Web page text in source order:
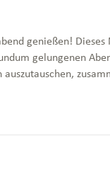
genießen!
gelungenen